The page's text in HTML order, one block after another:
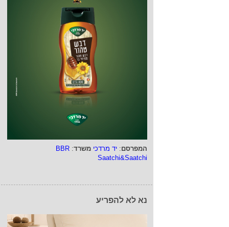
המפרסם: יד מרדכי משרד:
BBR
Saatchi&Saatchi
נא לא להפריע